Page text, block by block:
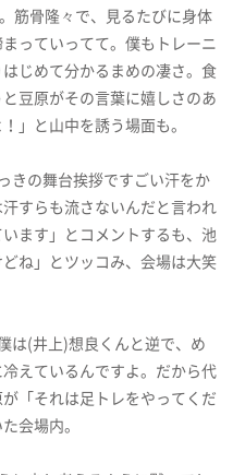
筋骨隆々で、見るたびに身体
っていってて。僕もトレーニ
じめて分かるまめの凄さ。食
豆原がその言葉に嬉しさのあ
」と山中を誘う場面も。
きの舞台挨拶ですごい汗をか
すらも流さないんだと言われ
ます」とコメントするも、池
ね」とツッコみ、会場は大笑
は(井上)想良くんと逆で、め
えているんですよ。だから代
「それは足トレをやってくだ
会場内。